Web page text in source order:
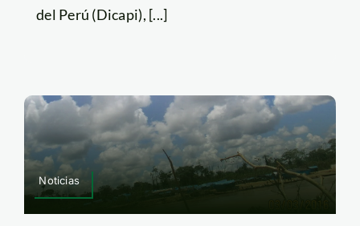
del Perú (Dicapi), [...]
Noticias